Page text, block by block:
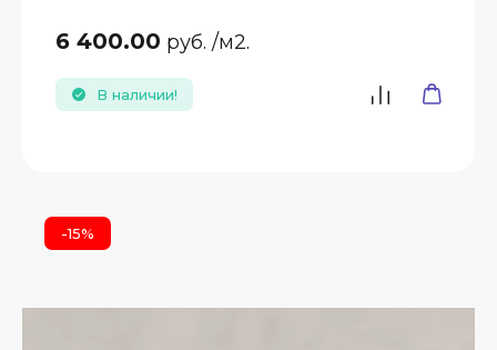
6 400.00 руб. /м2.
В наличии!
-15%